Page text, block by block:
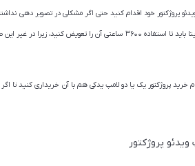
۳۰۰۰ ساعت است نهایتا باید تا استفاده ۳۶۰۰ ساعتی
خرید پروژکتور یک یا دو لامپ یدکی هم با آن خریداری کنید تا
پروژکتور